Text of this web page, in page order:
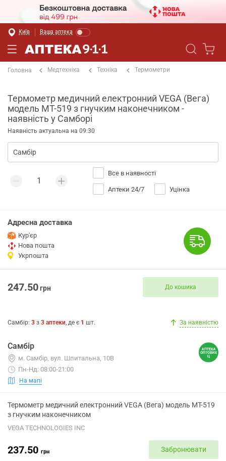
Київ Ваша аптека
Головна Медтехніка Техніка Термометри
Термометр медичний електронний VEGA (Вега)
модель МТ-519 з гнучким наконечником -
наявність у Самборі
Наявність актуальна на 09:30
Все в наявності
Аптеки 24/7 Уцінка
Адресна доставка
Кур'єр
Нова пошта
Укрпошта
247.50грн До кошика
Самбір: 3 з 3 аптеки, де є 1 шт. За наявністю
Самбір
м. Самбір, вул. Шпитальна, 10В
Пн-Нд: 08:00-21:00
На мапі
Термометр медичний електронний VEGA (Вега) модель МТ-519
з гнучким наконечником
VEGA TECHNOLOGIES INC
237.50 грн Забронювати